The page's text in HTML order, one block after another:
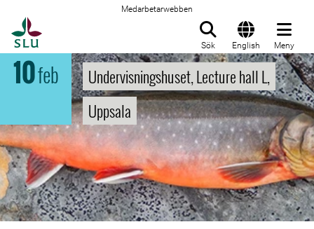
Medarbetarwebben
Sök English Meny
10feb
Undervisningshuset, Lecture hall L,
Uppsala